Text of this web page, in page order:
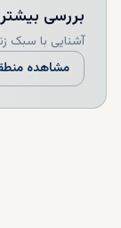
بررسی بیشتر
آشنایی با سبک
مشاهده